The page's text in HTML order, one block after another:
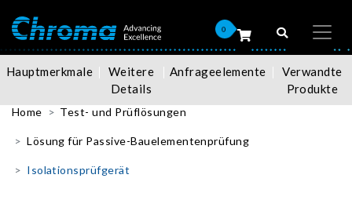
0
Hauptmerkmale
Weitere
Details
Anfrageelemente
Verwandte
Produkte
Home Test- und Prüflösungen
Lösung für Passive-Bauelementenprüfung
Isolationsprüfgerät